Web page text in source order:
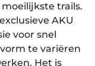
trails.
AKU
voor snel
te variëren
Het is